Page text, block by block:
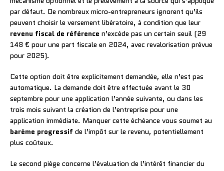
par défaut. De nombreux micro-entrepreneurs ignorent qu’ils
peuvent choisir le versement libératoire, à condition que leur
revenu fiscal de référence n’excède pas un certain seuil (29
148 € pour une part fiscale en 2024, avec revalorisation prévue
pour 2025).
Cette option doit être explicitement demandée, elle n’est pas
automatique. La demande doit être effectuée avant le 30
septembre pour une application l’année suivante, ou dans les
trois mois suivant la création de l’entreprise pour une
application immédiate. Manquer cette échéance vous soumet au
barème progressif de l’impôt sur le revenu, potentiellement
plus coûteux.
Le second piège concerne l’évaluation de l’intérêt financier du